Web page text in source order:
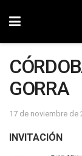
GORRA
17 de noviembre de
INVITACIÓN